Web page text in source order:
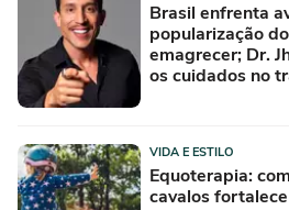
Brasil enfrenta
popularização
emagrecer; Dr.
os cuidados no
VIDA E ESTILO
Equoterapia:
cavalos